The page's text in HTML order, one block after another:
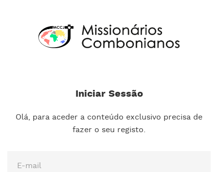
Iniciar Sessão
Olá, para aceder a conteúdo exclusivo precisa de
fazer o seu registo.